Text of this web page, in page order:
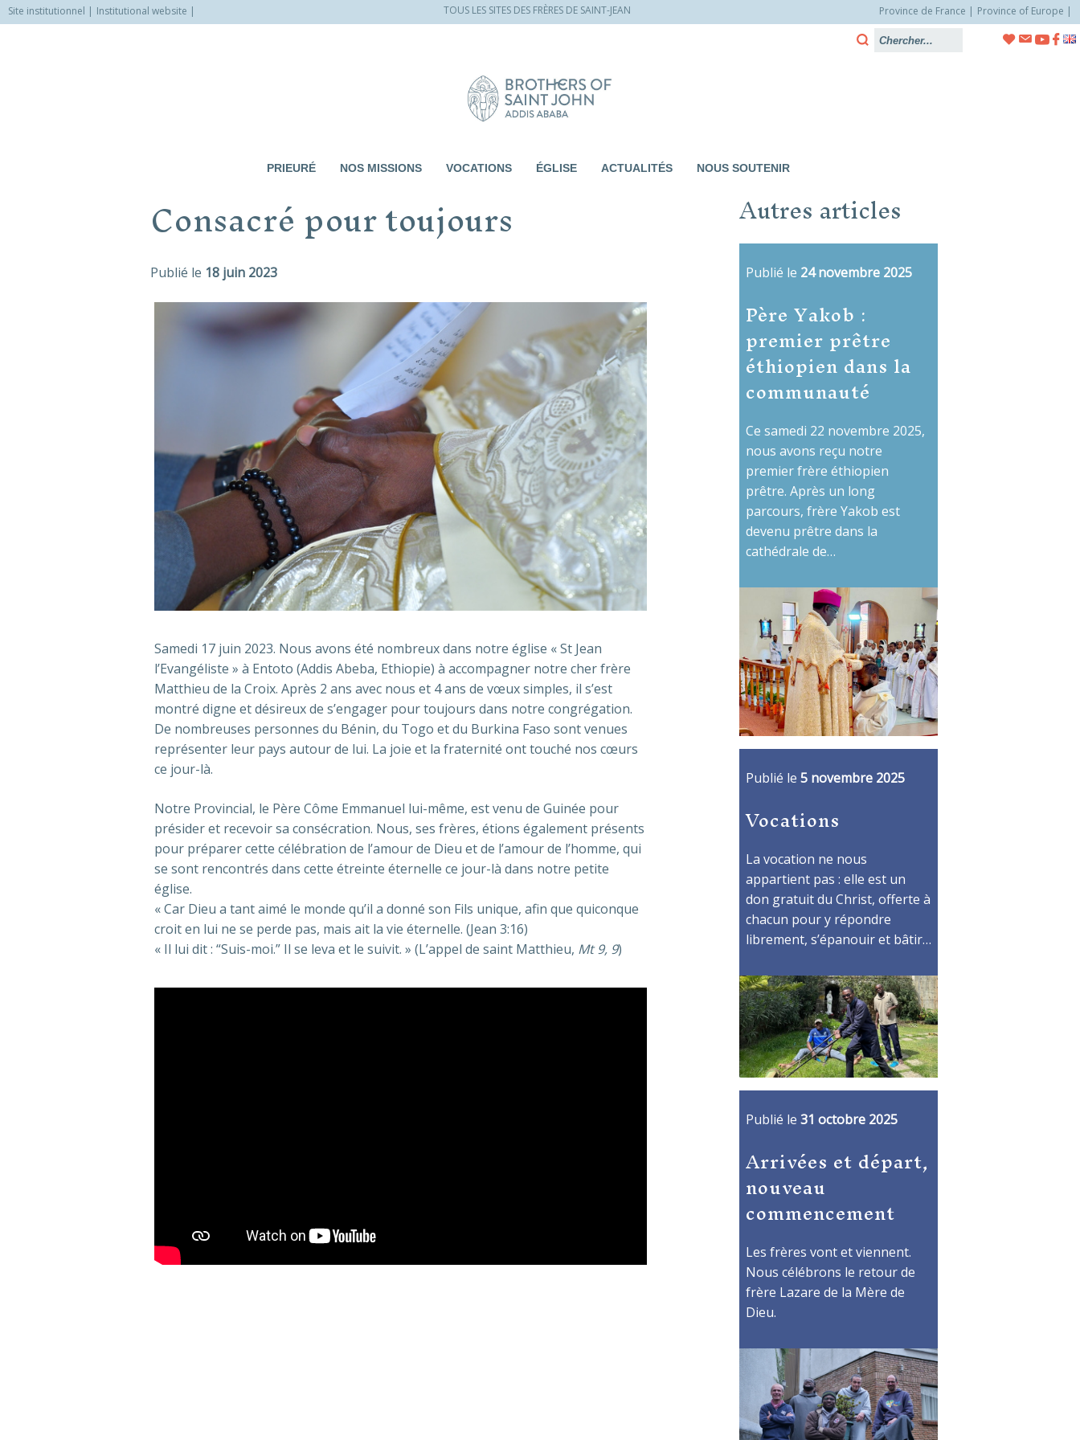
Site institutionnel Institutional website TOUS LES SITES DES FRÈRES DE SAINT-JEAN Province de France
Province of Europe
PRIEURÉ NOS MISSIONS VOCATIONS ÉGLISE ACTUALITÉS NOUS SOUTENIR
Consacré pour toujours
Publié le 18 juin 2023
Samedi 17 juin 2023. Nous avons été nombreux dans notre église « St Jean
l’Evangéliste » à Entoto (Addis Abeba, Ethiopie) à accompagner notre cher frère
Matthieu de la Croix. Après 2 ans avec nous et 4 ans de vœux simples, il s’est
montré digne et désireux de s’engager pour toujours dans notre congrégation.
De nombreuses personnes du Bénin, du Togo et du Burkina Faso sont venues
représenter leur pays autour de lui. La joie et la fraternité ont touché nos cœurs
ce jour-là.
Notre Provincial, le Père Côme Emmanuel lui-même, est venu de Guinée pour
présider et recevoir sa consécration. Nous, ses frères, étions également présents
pour préparer cette célébration de l’amour de Dieu et de l’amour de l’homme, qui
se sont rencontrés dans cette étreinte éternelle ce jour-là dans notre petite
église.
« Car Dieu a tant aimé le monde qu’il a donné son Fils unique, afin que quiconque
croit en lui ne se perde pas, mais ait la vie éternelle. (Jean 3:16)
« Il lui dit : “Suis-moi.” Il se leva et le suivit. » (L’appel de saint Matthieu, Mt 9, 9)
Autres articles
Publié le 24 novembre 2025
Père Yakob :
premier prêtre
éthiopien dans la
communauté
Ce samedi 22 novembre 2025,
nous avons reçu notre
premier frère éthiopien
prêtre. Après un long
parcours, frère Yakob est
devenu prêtre dans la
cathédrale de…
Publié le 5 novembre 2025
Vocations
La vocation ne nous
appartient pas : elle est un
don gratuit du Christ, offerte à
chacun pour y répondre
librement, s’épanouir et bâtir…
Publié le 31 octobre 2025
Arrivées et départ,
nouveau
commencement
Les frères vont et viennent.
Nous célébrons le retour de
frère Lazare de la Mère de
Dieu.